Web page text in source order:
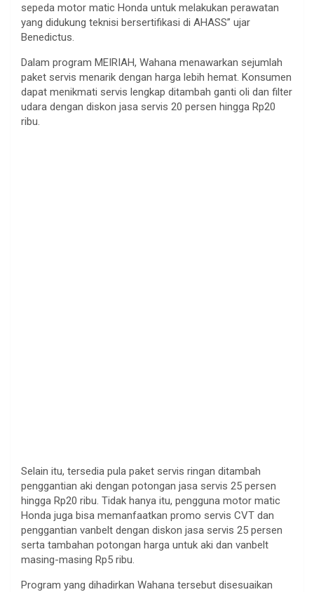
sepeda motor matic Honda untuk melakukan perawatan
yang didukung teknisi bersertifikasi di AHASS” ujar
Benedictus.
Dalam program MEIRIAH, Wahana menawarkan sejumlah
paket servis menarik dengan harga lebih hemat. Konsumen
dapat menikmati servis lengkap ditambah ganti oli dan filter
udara dengan diskon jasa servis 20 persen hingga Rp20
ribu.
Selain itu, tersedia pula paket servis ringan ditambah
penggantian aki dengan potongan jasa servis 25 persen
hingga Rp20 ribu. Tidak hanya itu, pengguna motor matic
Honda juga bisa memanfaatkan promo servis CVT dan
penggantian vanbelt dengan diskon jasa servis 25 persen
serta tambahan potongan harga untuk aki dan vanbelt
masing-masing Rp5 ribu.
Program yang dihadirkan Wahana tersebut disesuaikan